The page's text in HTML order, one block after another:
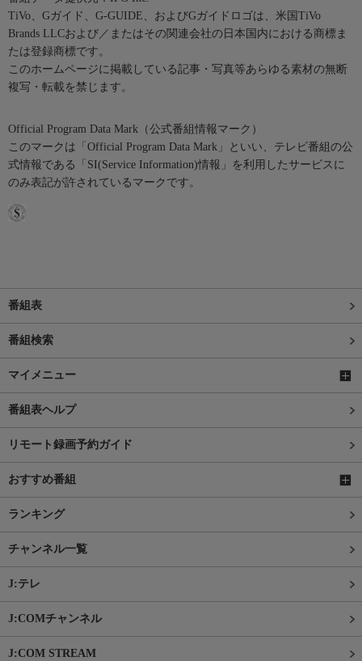
TiVo、Gガイド、G-GUIDE、およびGガイドロゴは、米国TiVo
Brands LLCおよび／またはその関連会社の日本国内における商標ま
たは登録商標です。
このホームページに掲載している記事・写真等あらゆる素材の無断
複写・転載を禁じます。
Official Program Data Mark（公式番組情報マーク）
このマークは「Official Program Data Mark」といい、テレビ番組の公
式情報である「SI(Service Information)情報」を利用したサービスに
のみ表記が許されているマークです。
番組表
番組検索
マイメニュー
番組表ヘルプ
リモート録画予約ガイド
おすすめ番組
ランキング
チャンネル一覧
J:テレ
J:COMチャンネル
J:COM STREAM